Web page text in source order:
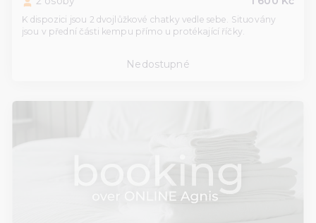
K dispozici jsou 2 dvojlůžkové chatky vedle sebe. Situovány
jsou v přední části kempu přímo u protékající říčky.
Nedostupné